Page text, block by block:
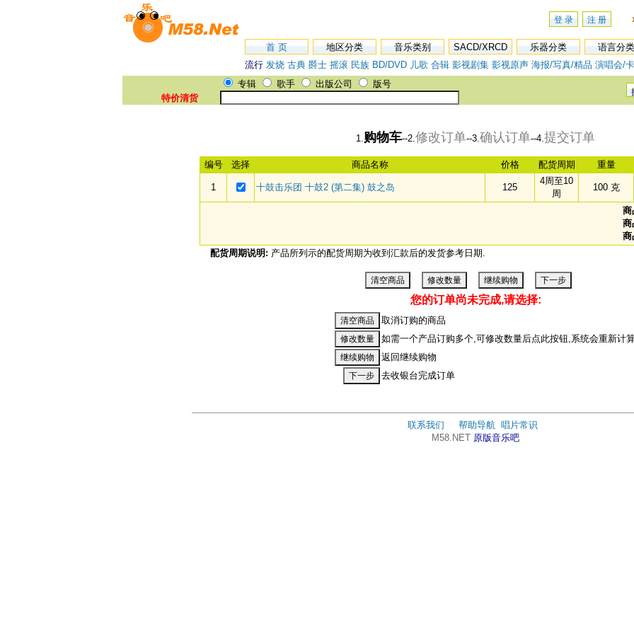
登 录 注 册
首 页 地区分类 音乐类别 SACD/XRCD 乐器分类
语言分类
流行 发烧 古典 爵士 摇滚 民族 BD/DVD 儿歌 合辑 影视剧集 影视原声 海报/写真/精品 演唱会/
特价清货
专辑 歌手 出版公司 版号
1.购物车--2.修改订单--3.确认订单--4.提交订单
编号 选择 商品名称 价格 配货周期 重量
1 十鼓击乐团 十鼓2 (第二集) 鼓之岛 125
4周至10
周
100 克
商
商
商
配货周期说明: 产品所列示的配货周期为收到汇款后的发货参考日期.
您的订单尚未完成,请选择:
取消订购的商品
如需一个产品订购多个,可修改数量后点此按钮,系统会重新计
返回继续购物
去收银台完成订单
联系我们 帮助导航 唱片常识
M58.NET 原版音乐吧